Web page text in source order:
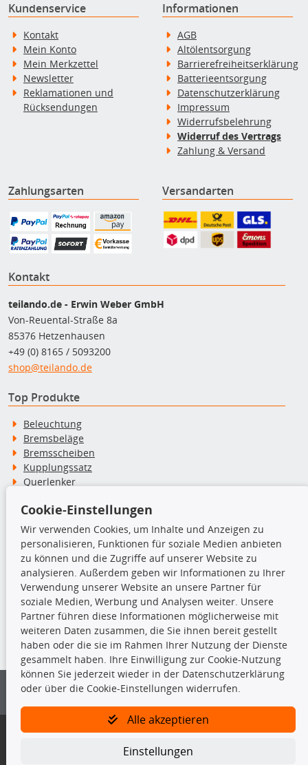
Kundenservice
Kontakt
Mein Konto
Mein Merkzettel
Newsletter
Reklamationen und
Rücksendungen
Informationen
AGB
Altölentsorgung
Barrierefreiheitserklärung
Batterieentsorgung
Datenschutzerklärung
Impressum
Widerrufsbelehrung
Widerruf des Vertrags
Zahlung & Versand
Zahlungsarten Versandarten
Kontakt
teilando.de - Erwin Weber GmbH
Von-Reuental-Straße 8a
85376 Hetzenhausen
+49 (0) 8165 / 5093200
shop@teilando.de
Top Produkte
Beleuchtung
Bremsbeläge
Bremsscheiben
Kupplungssatz
Querlenker
Stoßdämpfer
TecDoc Inside
Die hier angezeigten Daten insbesondere die gesamte Datenbank dürfen
nicht kopiert werden.
Es ist zu unterlassen, die Daten oder die gesamte Datenbank ohne
vorherige Zustimmung von TecDoc zu vervielfältigen, zu verbreiten
und/oder diese Handlungen durch Dritte ausführen zu lassen. Ein
Bitte prüfen Sie, ob das über unseren Onlineshop identifizierte Ersatzteil
Gegebenenfalls sind ergänzende Informationen notwendig, um
Cookie-Einstellungen
Wir verwenden Cookies, um Inhalte und Anzeigen zu
personalisieren, Funktionen für soziale Medien anbieten
zu können und die Zugriffe auf unserer Website zu
analysieren. Außerdem geben wir Informationen zu Ihrer
Verwendung unserer Website an unsere Partner für
soziale Medien, Werbung und Analysen weiter. Unsere
Partner führen diese Informationen möglicherweise mit
weiteren Daten zusammen, die Sie ihnen bereit gestellt
haben oder die sie im Rahmen Ihrer Nutzung der Dienste
gesammelt haben. Ihre Einwilligung zur Cookie-Nutzung
können Sie jederzeit wieder in der Datenschutzerklärung
oder über die Cookie-Einstellungen widerrufen.
Alle akzeptieren
Einstellungen